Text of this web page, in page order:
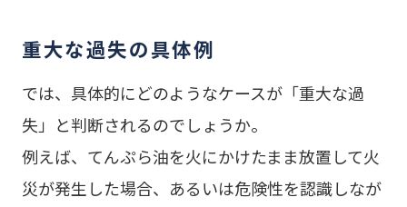
重大な過失の具体例
では、具体的にどのようなケースが「重大な過
失」と判断されるのでしょうか。
例えば、てんぷら油を火にかけたまま放置して火
災が発生した場合、あるいは危険性を認識しなが